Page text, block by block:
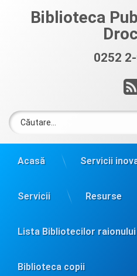
Biblioteca
0252
Acasă Servicii
Servicii Resurse
Lista Bibliotecilor
Biblioteca copii